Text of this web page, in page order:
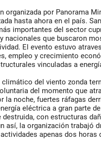
organizada por Panorama
hasta ahora en el país.
importantes del sector
nacionales que buscaron
El evento estuvo
empleo y crecimiento
vinculadas a
climático del viento zonda
del momento que
la noche, fuertes ráfagas
eléctrica a gran parte
destruida, con estructuras
así, la organización trabajó
apenas dos horas